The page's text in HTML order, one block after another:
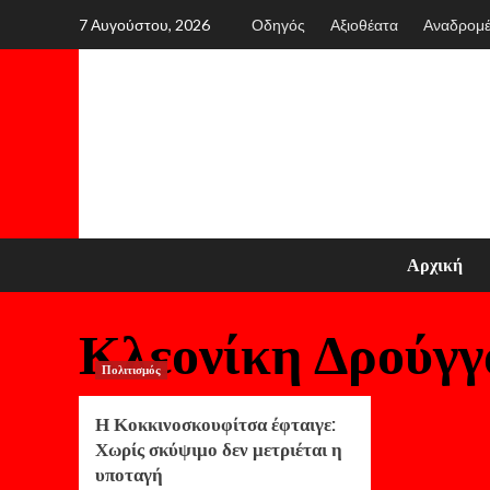
7 Αυγούστου, 2026 Οδηγός Αξιοθέατα
Αρχική
Κλεονίκη
Πολιτισμός
Η Κοκκινοσκουφίτσα έφταιγε:
Χωρίς σκύψιμο δεν μετριέται η
υποταγή